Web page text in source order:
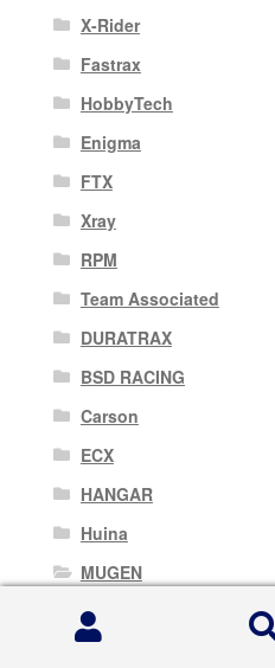
X-Rider
Fastrax
HobbyTech
Enigma
FTX
Xray
RPM
Team Associated
DURATRAX
BSD RACING
Carson
ECX
HANGAR
Huina
MUGEN
Nine Eagles